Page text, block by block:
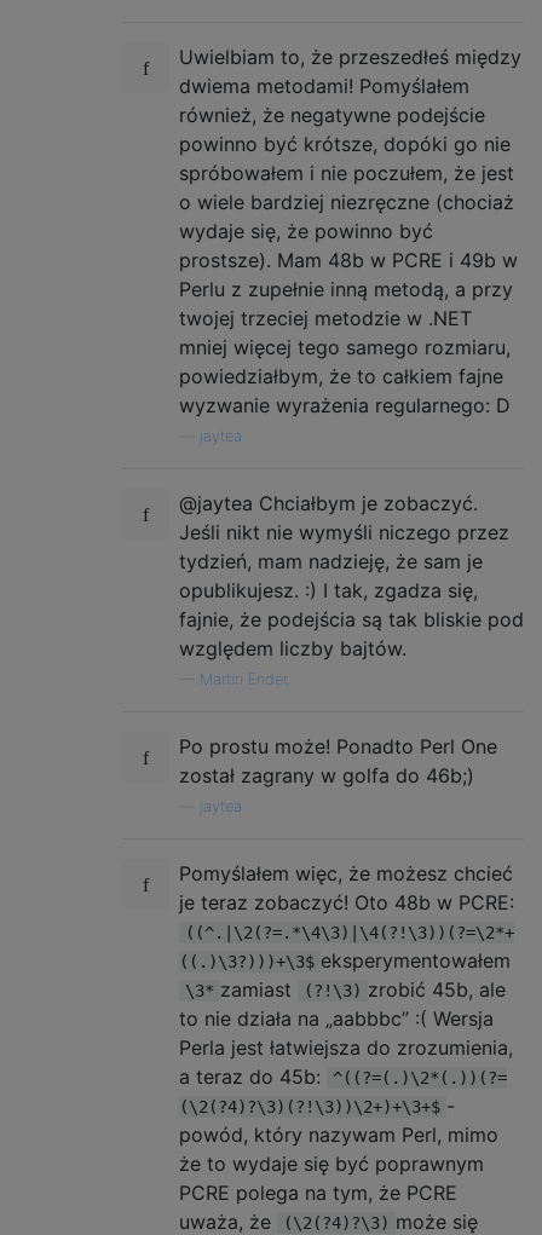
#   another copy of the run.
#   \6 are possible at this
#   has the same length das
$            # Finally, we make sure that
Uwielbiam to, że przeszedłeś między
dwiema metodami! Pomyślałem
również, że negatywne podejście
powinno być krótsze, dopóki go nie
spróbowałem i nie poczułem, że jest
o wiele bardziej niezręczne (chociaż
wydaje się, że powinno być
prostsze). Mam 48b w PCRE i 49b w
Perlu z zupełnie inną metodą, a przy
twojej trzeciej metodzie w .NET
mniej więcej tego samego rozmiaru,
powiedziałbym, że to całkiem fajne
wyzwanie wyrażenia regularnego: D
jaytea
@jaytea Chciałbym je zobaczyć.
Jeśli nikt nie wymyśli niczego przez
tydzień, mam nadzieję, że sam je
opublikujesz. :) I tak, zgadza się,
fajnie, że podejścia są tak bliskie pod
względem liczby bajtów.
Martin Ender,
Po prostu może! Ponadto Perl One
został zagrany w golfa do 46b;)
jaytea
Pomyślałem więc, że możesz chcieć
je teraz zobaczyć! Oto 48b w PCRE:
((^.|\2(?=.*\4\3)|\4(?!\3))(?=\2*+
((.)\3?)))+\3$ eksperymentowałem
\3* zamiast (?!\3) zrobić 45b, ale
to nie działa na „aabbbc” :( Wersja
Perla jest łatwiejsza do zrozumienia,
a teraz do 45b:
^((?=(.)\2*(.))(?=
(\2(?4)?\3)(?!\3))\2+)+\3+$ -
powód, który nazywam Perl, mimo
że to wydaje się być poprawnym
PCRE polega na tym, że PCRE
uważa, że
(\2(?4)?\3) może się